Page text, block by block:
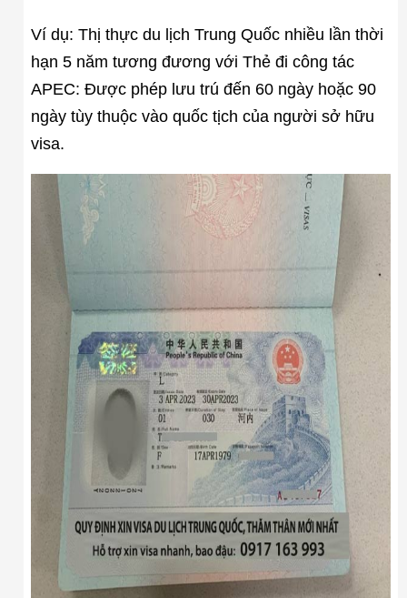
Ví dụ: Thị thực du lịch Trung Quốc nhiều lần thời
hạn 5 năm tương đương với Thẻ đi công tác
APEC: Được phép lưu trú đến 60 ngày hoặc 90
ngày tùy thuộc vào quốc tịch của người sở hữu
visa.